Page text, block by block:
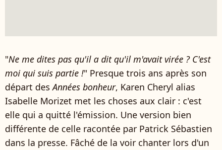
"Ne me dites pas qu'il a dit qu'il m'avait virée ? C'est
moi qui suis partie !" Presque trois ans après son
départ desAnnées bonheur, Karen Cheryl alias
Isabelle Morizet met les choses aux clair : c'est
elle qui a quitté l'émission. Une version bien
différente de celle racontée par Patrick Sébastien
dans la presse. Fâché de la voir chanter lors d'un